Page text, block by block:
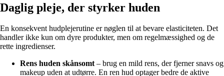
Daglig pleje, der styrker huden
En konsekvent hudplejerutine er nøglen til at bevare elasticiteten. Det
handler ikke kun om dyre produkter, men om regelmæssighed og de
rette ingredienser.
Rens huden skånsomt– brug en mild rens, der fjerner snavs og
makeup uden at udtørre. En ren hud optager bedre de aktive